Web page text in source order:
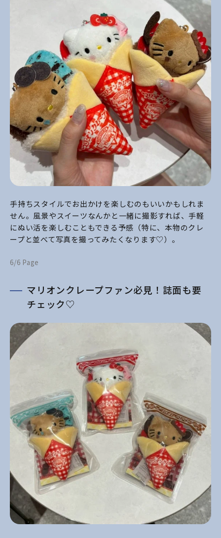
手持ちスタイルでお出かけを楽しむのもいいかもしれま
せん。風景やスイーツなんかと一緒に撮影すれば、手軽
にぬい活を楽しむこともできる予感（特に、本物のクレ
ープと並べて写真を撮ってみたくなります♡）。
6/6 Page
マリオンクレープファン必見！誌面も要
チェック♡